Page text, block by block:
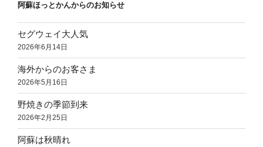
ョ
ン
阿蘇ほっとかんからのお知らせ
セグウェイ大人気
2026年6月14日
海外からのお客さま
2026年5月16日
野焼きの季節到来
2026年2月25日
阿蘇は秋晴れ